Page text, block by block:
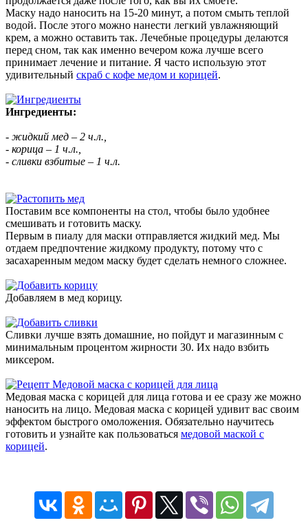
Маску надо наносить на 15-20 минут, а потом смыть теплой
водой. После этого можно нанести легкий увлажняющий
крем, а можно оставить так. Лечебные процедуры делаются
перед сном, так как именно вечером кожа лучше всего
принимает лечение и питание. Я часто использую этот
удивительный скраб с кофе медом и корицей.
Ингредиенты:
- жидкий мед – 2 ч.л.,
- корица – 1 ч.л.,
- сливки взбитые – 1 ч.л.
Поставим все компоненты на стол, чтобы было удобнее
смешивать и готовить маску.
Первым в пиалу для маски отправляется жидкий мед. Мы
отдаем предпочтение жидкому продукту, потому что с
засахаренным медом маску будет сделать немного сложнее.
Добавляем в мед корицу.
Сливки лучше взять домашние, но пойдут и магазинным с
минимальным процентом жирности 30. Их надо взбить
миксером.
Медовая маска с корицей для лица готова и ее сразу же можно
наносить на лицо. Медовая маска с корицей удивит вас своим
эффектом быстрого омоложения. Обязательно научитесь
готовить и узнайте как пользоваться медовой маской с
корицей.